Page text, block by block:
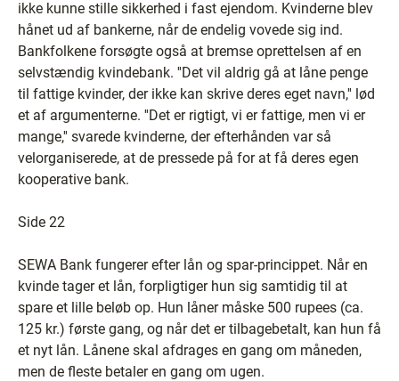
ikke kunne stille sikkerhed i fast ejendom. Kvinderne blev
hånet ud af bankerne, når de endelig vovede sig ind.
Bankfolkene forsøgte også at bremse oprettelsen af en
selvstændig kvindebank. ''Det vil aldrig gå at låne penge
til fattige kvinder, der ikke kan skrive deres eget navn,'' lød
et af argumenterne. ''Det er rigtigt, vi er fattige, men vi er
mange,'' svarede kvinderne, der efterhånden var så
velorganiserede, at de pressede på for at få deres egen
kooperative bank.
Side 22
SEWA Bank fungerer efter lån og spar-princippet. Når en
kvinde tager et lån, forpligtiger hun sig samtidig til at
spare et lille beløb op. Hun låner måske 500 rupees (ca.
125 kr.) første gang, og når det er tilbagebetalt, kan hun få
et nyt lån. Lånene skal afdrages en gang om måneden,
men de fleste betaler en gang om ugen.